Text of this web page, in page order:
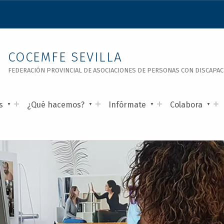
COCEMFE SEVILLA
FEDERACIÓN PROVINCIAL DE ASOCIACIONES DE PERSONAS CON
¿Qué hacemos? Infórmate Colabora